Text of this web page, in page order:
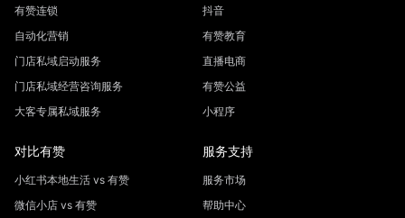
有赞连锁
自动化营销
门店私域启动服务
门店私域经营咨询服务
大客专属私域服务
抖音
有赞教育
直播电商
有赞公益
小程序
对比有赞
小红书本地生活 vs 有赞
微信小店 vs 有赞
服务支持
服务市场
帮助中心